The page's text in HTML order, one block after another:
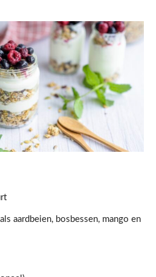
aardbeien, bosbessen, mango en